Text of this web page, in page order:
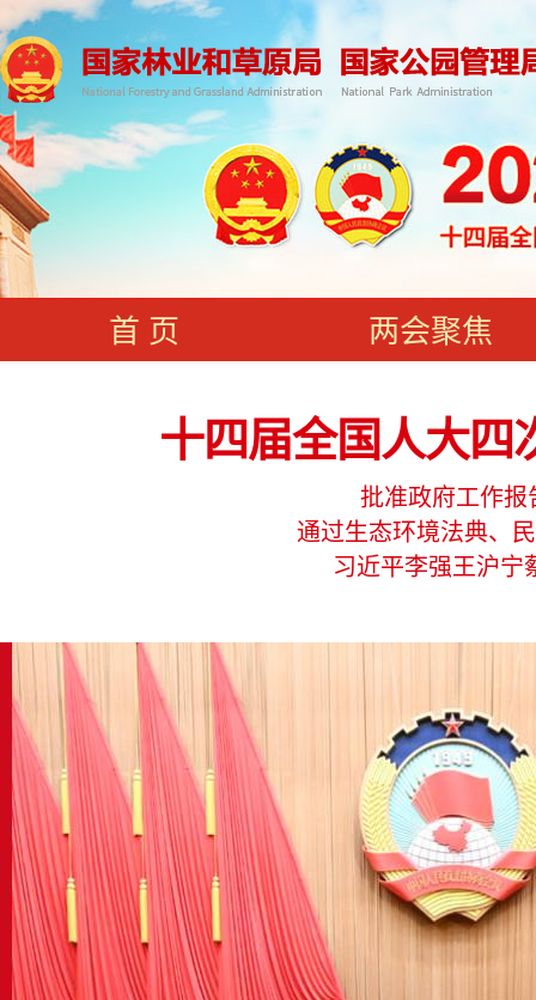
首 页 两会聚焦
十四届全国人大四
批准政府工作报
通过生态环境法典、
习近平李强王沪宁